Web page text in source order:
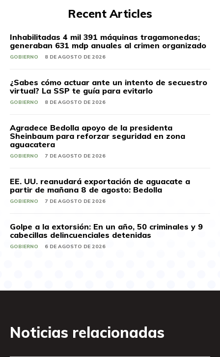
Recent Articles
Inhabilitadas 4 mil 391 máquinas tragamonedas;
generaban 631 mdp anuales al crimen organizado
GOBIERNO 8 DE AGOSTO DE 2026
¿Sabes cómo actuar ante un intento de secuestro
virtual? La SSP te guía para evitarlo
GOBIERNO 8 DE AGOSTO DE 2026
Agradece Bedolla apoyo de la presidenta
Sheinbaum para reforzar seguridad en zona
aguacatera
GOBIERNO 7 DE AGOSTO DE 2026
EE. UU. reanudará exportación de aguacate a
partir de mañana 8 de agosto: Bedolla
GOBIERNO 7 DE AGOSTO DE 2026
Golpe a la extorsión: En un año, 50 criminales y 9
cabecillas delincuenciales detenidas
GOBIERNO 6 DE AGOSTO DE 2026
Noticias relacionadas